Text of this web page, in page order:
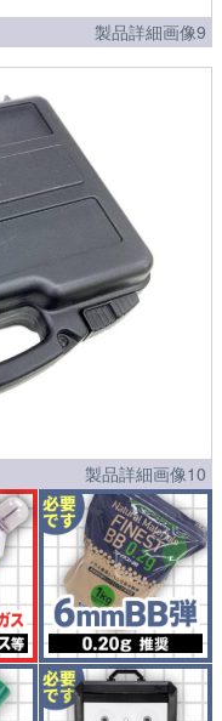
製品詳細画像9
製品詳細画像10